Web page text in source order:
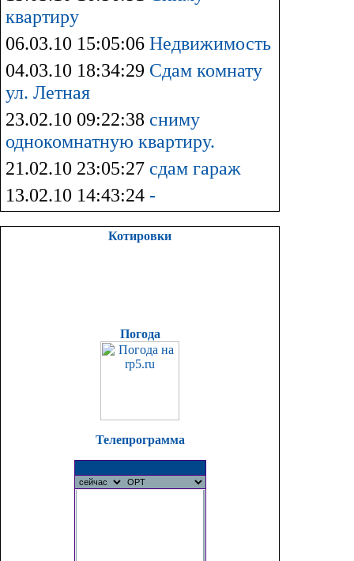
квартиру
06.03.10 15:05:06 Недвижимость
04.03.10 18:34:29 Сдам комнату
ул. Летная
23.02.10 09:22:38 сниму
однокомнатную квартиру.
21.02.10 23:05:27 сдам гараж
13.02.10 14:43:24 -
Котировки
Погода
Телепрограмма